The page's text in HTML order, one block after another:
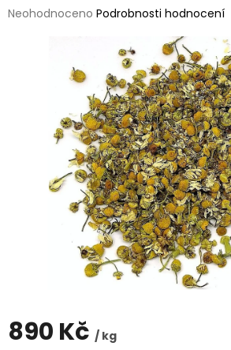
Průměrné
hvězdiček.
Neohodnoceno Podrobnosti hodnocení
890 Kč / kg